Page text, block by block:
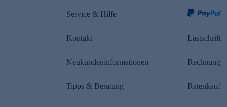
Service & Hilfe
Kontakt
Neukundeninformationen
Tipps & Beratung
Lastschrift
Rechnung
Ratenkauf